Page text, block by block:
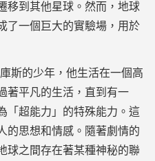
移到其他星球。然而，地球
了一個巨大的實驗場，用於
斯的少年，他生活在一個高
著平凡的生活，直到有一
「超能力」的特殊能力。這
的思想和情感。隨著劇情的
球之間存在著某種神秘的聯